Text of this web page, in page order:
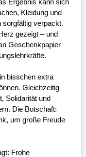
Kleidung und
sorgfältig verpackt.
gezeigt – und
Geschenkpapier
bisschen extra
Gleichzeitig
Solidarität und
Die Botschaft:
um große Freude
Frohe